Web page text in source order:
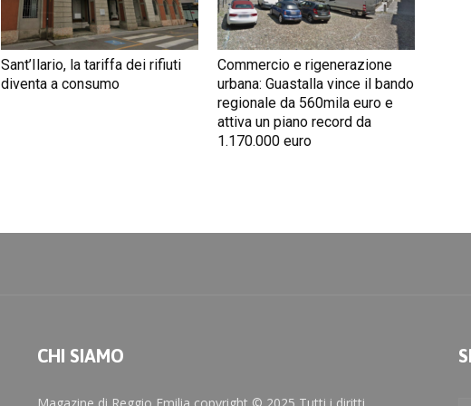
Sant’Ilario, la tariffa dei rifiuti
diventa a consumo
Commercio e rigenerazione
urbana: Guastalla vince il bando
regionale da 560mila euro e
attiva un piano record da
1.170.000 euro
CHI SIAMO